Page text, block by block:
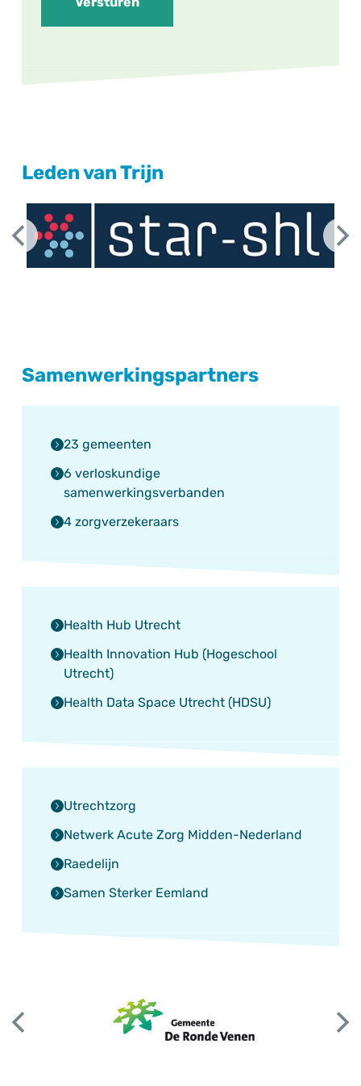
Leden van Trijn
Samenwerkingspartners
23 gemeenten
6 verloskundige
samenwerkingsverbanden
4 zorgverzekeraars
Health Hub Utrecht
Health Innovation Hub (Hogeschool
Utrecht)
Health Data Space Utrecht (HDSU)
Utrechtzorg
Netwerk Acute Zorg Midden-Nederland
Raedelijn
Samen Sterker Eemland